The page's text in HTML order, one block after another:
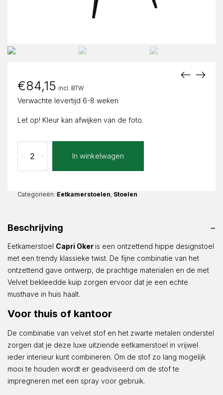
€84,15 incl. BTW
Verwachte levertijd 6-8 weken
Let op! Kleur kan afwijken van de foto.
Capri
Oker
aantal
+
- In winkelwagen
Categorieën: Eetkamerstoelen Stoelen
Beschrijving
Eetkamerstoel Capri Oker is een ontzettend hippe designstoel
met een trendy klassieke twist. De fijne combinatie van het
ontzettend gave ontwerp, de prachtige materialen en de met
Velvet bekleedde kuip zorgen ervoor dat je een echte
musthave in huis haalt.
Voor thuis of kantoor
De combinatie van velvet stof en het zwarte metalen onderstel
zorgen dat je deze luxe uitziende eetkamerstoel in vrijwel
ieder interieur kunt combineren. Om de stof zo lang mogelijk
mooi te houden wordt er geadviseerd om de stof te
impregneren met een spray voor gebruik.